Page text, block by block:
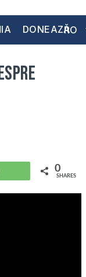
DONEAZĂRO
WhatsApp 0
SHARES